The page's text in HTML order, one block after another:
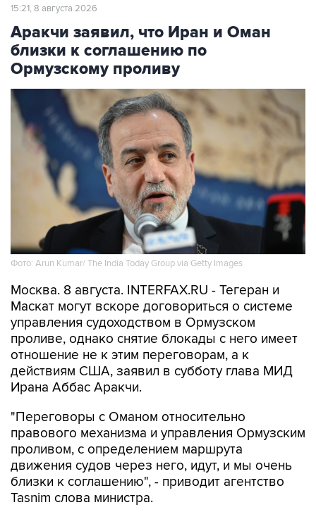
15:21, 8 августа 2026
Аракчи заявил, что Иран и Оман
близки к соглашению по
Ормузскому проливу
Фото: Arun Kumar/ The India Today Group via Getty Images
Москва. 8 августа. INTERFAX.RU - Тегеран и
Маскат могут вскоре договориться о системе
управления судоходством в Ормузском
проливе, однако снятие блокады с него имеет
отношение не к этим переговорам, а к
действиям США, заявил в субботу глава МИД
Ирана Аббас Аракчи.
"Переговоры с Оманом относительно
правового механизма и управления Ормузским
проливом, с определением маршрута
движения судов через него, идут, и мы очень
близки к соглашению", - приводит агентство
Tasnim слова министра.